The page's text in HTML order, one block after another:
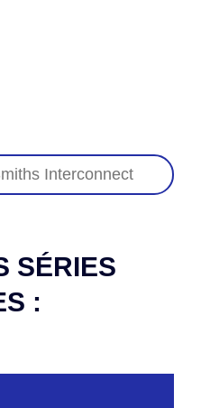
SÉRIES
: